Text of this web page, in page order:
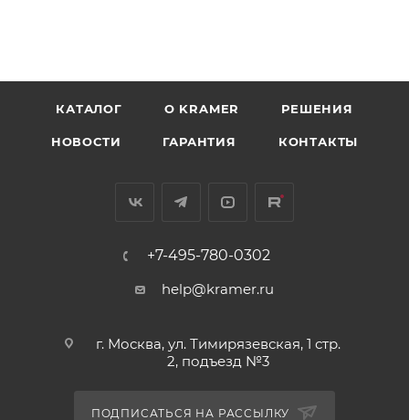
КАТАЛОГ O KRAMER РЕШЕНИЯ
НОВОСТИ ГАРАНТИЯ КОНТАКТЫ
+7-495-780-0302
help@kramer.ru
г. Москва, ул. Тимирязевская, 1 стр.
2, подъезд №3
ПОДПИСАТЬСЯ НА РАССЫЛКУ